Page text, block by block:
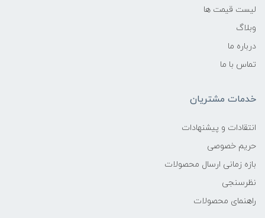
لیست قیمت ها
وبلاگ
درباره ما
تماس با ما
خدمات مشتریان
انتقادات و پیشنهادات
حریم خصوصی
بازه زمانی ارسال محصولات
نظرسنجی
راهنمای محصولات